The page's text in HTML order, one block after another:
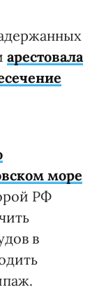
арестовала
море
РФ
в